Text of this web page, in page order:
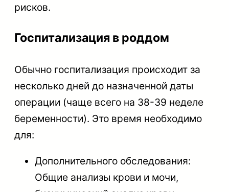
рисков.
Госпитализация в роддом
Обычно госпитализация происходит за
несколько дней до назначенной даты
операции (чаще всего на 38-39 неделе
беременности). Это время необходимо
для:
Дополнительного обследования:
Общие анализы крови и мочи,